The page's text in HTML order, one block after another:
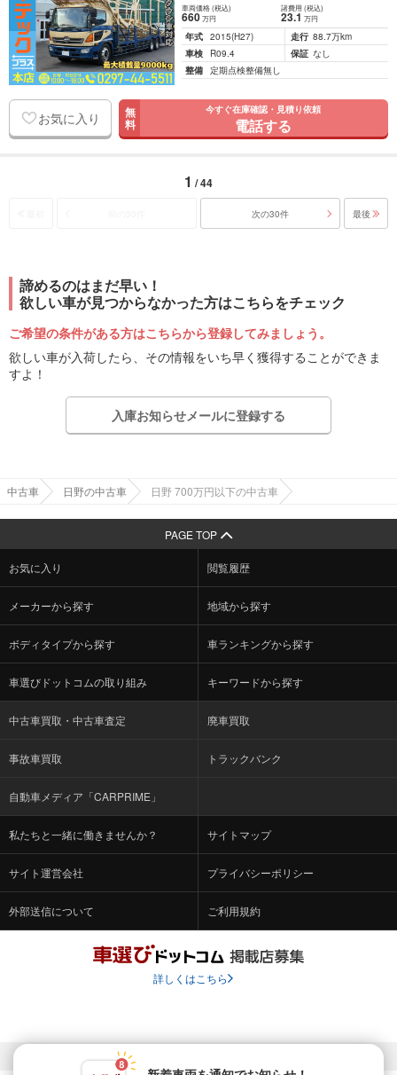
車両価格(税込)
660万円
諸費用 (税込)
23.1 万円
年式 2015(H27) 走行 88.7万km
車検
R09.4 保証 なし
整備 定期点検整備無し
お気に入り 無
料
今すぐ在庫確認・見積り依頼
電話する
1 / 44
次の30件 最後
諦めるのはまだ早い！
欲しい車が見つからなかった方はこちらをチェック
ご希望の条件がある方はこちらから登録してみましょう。
欲しい車が入荷したら、その情報をいち早く獲得することができま
すよ！
入庫お知らせメールに登録する
中古車 日野の中古車 日野 700万円以下の中古車
PAGE TOP
お気に入り 閲覧履歴
メーカーから探す 地域から探す
ボディタイプから探す 車ランキングから探す
車選びドットコムの取り組み キーワードから探す
中古車買取・中古車査定 廃車買取
事故車買取 トラックバンク
自動車メディア「CARPRIME」
私たちと一緒に働きませんか？ サイトマップ
サイト運営会社 プライバシーポリシー
外部送信について ご利用規約
詳しくはこちら
© Fabrica Communications Co., LTD.